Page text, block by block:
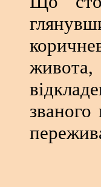
живота,